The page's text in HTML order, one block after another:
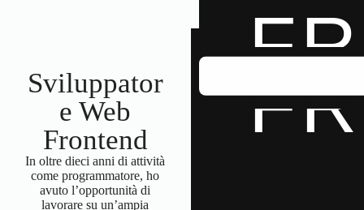
Sviluppator
e Web
Frontend
In oltre dieci anni di attività
come programmatore, ho
avuto l’opportunità di
lavorare su un’ampia